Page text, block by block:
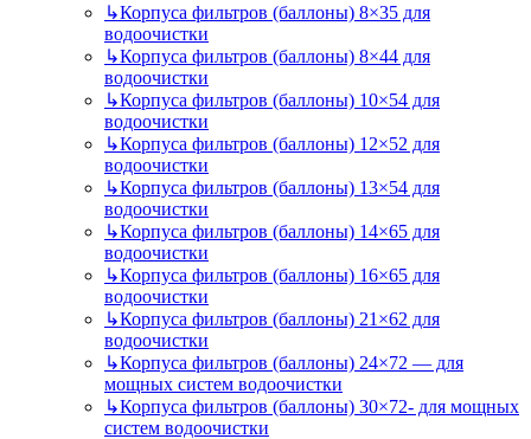
↳Корпуса фильтров (баллоны) 8×35 для
водоочистки
↳Корпуса фильтров (баллоны) 8×44 для
водоочистки
↳Корпуса фильтров (баллоны) 10×54 для
водоочистки
↳Корпуса фильтров (баллоны) 12×52 для
водоочистки
↳Корпуса фильтров (баллоны) 13×54 для
водоочистки
↳Корпуса фильтров (баллоны) 14×65 для
водоочистки
↳Корпуса фильтров (баллоны) 16×65 для
водоочистки
↳Корпуса фильтров (баллоны) 21×62 для
водоочистки
↳Корпуса фильтров (баллоны) 24×72 — для
мощных систем водоочистки
↳Корпуса фильтров (баллоны) 30×72- для мощных
систем водоочистки